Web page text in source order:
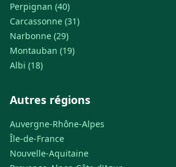
Perpignan (40)
Carcassonne (31)
Narbonne (29)
Montauban (19)
Albi (18)
Autres régions
Auvergne-Rhône-Alpes
Île-de-France
Nouvelle-Aquitaine